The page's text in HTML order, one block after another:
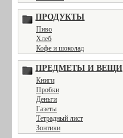
ПРОДУКТЫ
Пиво
Хлеб
Кофе и шоколад
ПРЕДМЕТЫ И ВЕЩИ
Книги
Пробки
Деньги
Газеты
Тетрадный лист
Зонтики